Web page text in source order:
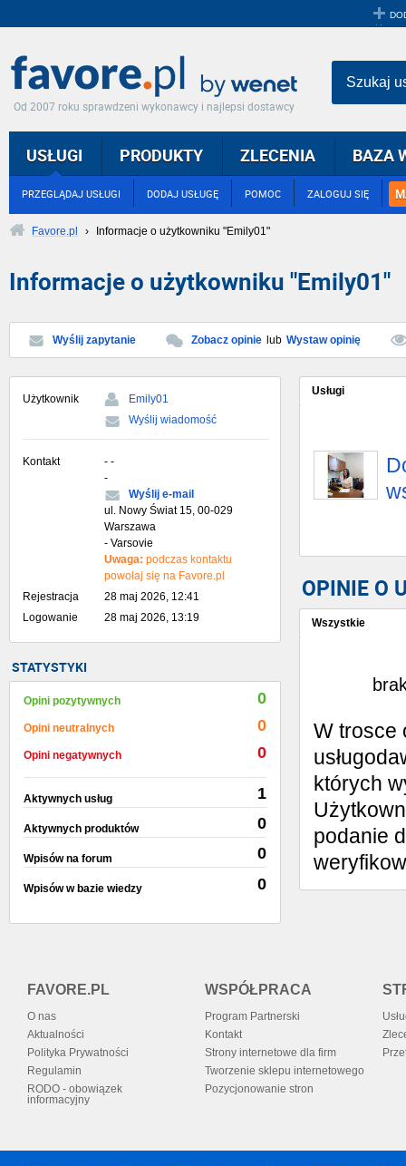
Od 2007 roku sprawdzeni wykonawcy i najlepsi dostawcy
USŁUGI
PRZEGLĄDAJ USŁUGI DODAJ USŁUGĘ POMOC ZALOGUJ SIĘ
PRODUKTY ZLECENIA BAZA
Szukaj
Favore.pl › Informacje o użytkowniku "Emily01"
Informacje o użytkowniku "Emily01"
Wyślij zapytanie Zobacz opinie lub Wystaw opinię
Użytkownik
Emily01
Wyślij wiadomość
Kontakt
- -
-
Wyślij e-mail
ul. Nowy Świat 15, 00-029
Warszawa
- Varsovie
Uwaga: podczas kontaktu
powołaj się na Favore.pl
Rejestracja
28 maj 2026, 12:41
Logowanie
28 maj 2026, 13:19
STATYSTYKI
Opini pozytywnych 0
Opini neutralnych 0
Opini negatywnych 0
Aktywnych usług 1
Aktywnych produktów 0
Wpisów na forum 0
Wpisów w bazie wiedzy 0
Usługi
OPINIE O
Wszystkie
W trosce
których
podanie
FAVORE.PL
O nas
Aktualności
Polityka Prywatności
Regulamin
RODO - obowiązek
informacyjny
WSPÓŁPRACA
Program Partnerski
Kontakt
Strony internetowe dla firm
Tworzenie sklepu internetowego
Pozycjonowanie stron